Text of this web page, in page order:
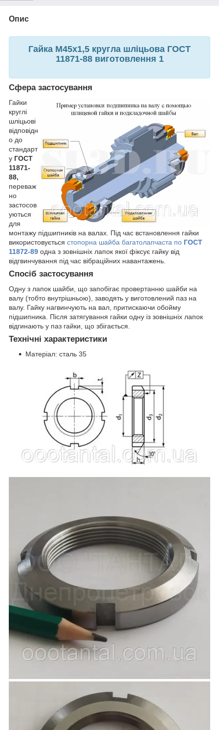
Опис
Гайка М45х1,5 кругла шліцьова ГОСТ
11871-88 виготовлення 1
Сфера застосування
Гайки
круглі
шліцьові
відповідн
о до
стандарт
у ГОСТ
11871-
88,
переваж
но
застосов
уються
для
монтажу підшипників на валах. Під час встановлення гайки
використовується стопорна шайба багатолапчаста по ГОСТ
11872-89 одна з зовнішніх лапок якої фіксує гайку від
відгвинчування під час вібраційних навантажень.
Спосіб застосування
Одну з лапок шайби, що запобігає провертанню шайби на
валу (тобто внутрішньою), заводять у виготовлений паз на
валу. Гайку нагвинчують на вал, притискаючи обойму
підшипника. Після затягування гайки одну із зовнішніх лапок
відгинають у паз гайки, що збігається.
Технічні характеристики
Матеріал: сталь 35